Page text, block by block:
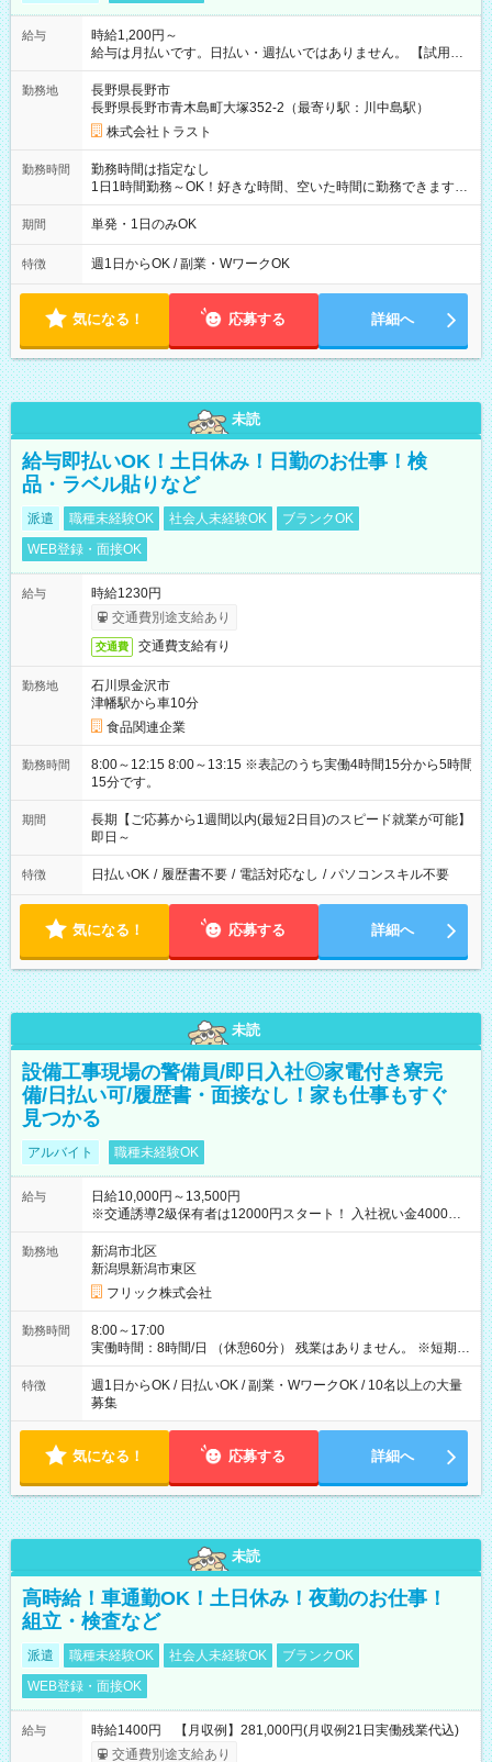
給与
時給1,200円～
給与は月払いです。日払い・週払いではありません。 【試用期
間】試用期間なし
勤務地
長野県長野市
長野県長野市青木島町大塚352-2（最寄り駅：川中島駅）
株式会社トラスト
勤務時間
勤務時間は指定なし
1日1時間勤務～OK！好きな時間、空いた時間に勤務できます★
※夜間の配布はNGです。
期間 単発・1日のみOK
特徴 週1日からOK / 副業・WワークOK
気になる！ 応募する 詳細へ
未読
給与即払いOK！土日休み！日勤のお仕事！検
品・ラベル貼りなど
派遣 職種未経験OK 社会人未経験OK
ブランクOK
WEB登録・面接OK
給与
時給1230円
交通費別途支給あり
交通費 交通費支給有り
勤務地
石川県金沢市
津幡駅から車10分
食品関連企業
勤務時間
8:00～12:15 8:00～13:15 ※表記のうち実働4時間15分から5時間
15分です。
期間
長期【ご応募から1週間以内(最短2日目)のスピード就業が可能】
即日～
特徴 日払いOK / 履歴書不要 / 電話対応なし / パソコンスキル不要
気になる！ 応募する 詳細へ
未読
設備工事現場の警備員/即日入社◎家電付き寮完
備/日払い可/履歴書・面接なし！家も仕事もすぐ
見つかる
アルバイト 職種未経験OK
給与
日給10,000円～13,500円
※交通誘導2級保有者は12000円スタート！ 入社祝い金4000円
【試用期間】試用期間なし
勤務地
新潟市北区
新潟県新潟市東区
フリック株式会社
勤務時間
8:00～17:00
実働時間：8時間/日 （休憩60分） 残業はありません。 ※短期の
募集は行っておりません。予めご了承くださいませ。
特徴
週1日からOK / 日払いOK / 副業・WワークOK / 10名以上の大量
募集
気になる！ 応募する 詳細へ
未読
高時給！車通勤OK！土日休み！夜勤のお仕事！
組立・検査など
派遣 職種未経験OK 社会人未経験OK
ブランクOK
WEB登録・面接OK
給与
時給1400円 【月収例】281,000円(月収例21日実働残業代込)
交通費別途支給あり